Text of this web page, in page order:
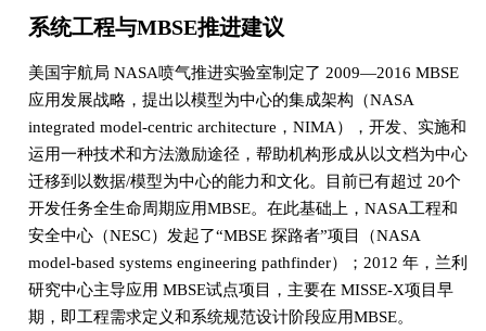
系统工程与MBSE推进建议
美国宇航局 NASA喷气推进实验室制定了 2009—2016 MBSE
应用发展战略，提出以模型为中心的集成架构（NASA
integrated model-centric architecture，NIMA），开发、实施和
运用一种技术和方法激励途径，帮助机构形成从以文档为中心
迁移到以数据/模型为中心的能力和文化。目前已有超过 20个
开发任务全生命周期应用MBSE。在此基础上，NASA工程和
安全中心（NESC）发起了“MBSE 探路者”项目（NASA
model-based systems engineering pathfinder）；2012 年，兰利
研究中心主导应用 MBSE试点项目，主要在 MISSE-X项目早
期，即工程需求定义和系统规范设计阶段应用MBSE。